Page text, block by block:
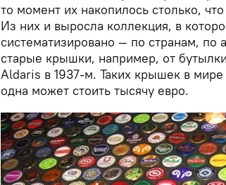
то момент их накопилось столько,
Из них и выросла коллекция, в
систематизировано — по странам,
старые крышки, например, от
Aldaris в 1937-м. Таких крышек в
одна может стоить тысячу евро.